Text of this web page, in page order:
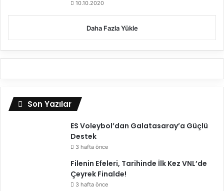
10.10.2020
Daha Fazla Yükle
Son Yazılar
ES Voleybol’dan Galatasaray’a Güçlü
Destek
3 hafta önce
Filenin Efeleri, Tarihinde İlk Kez VNL’de
Çeyrek Finalde!
3 hafta önce